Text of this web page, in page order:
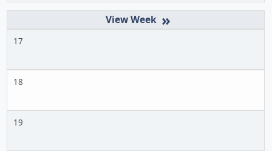
»
17
18
19